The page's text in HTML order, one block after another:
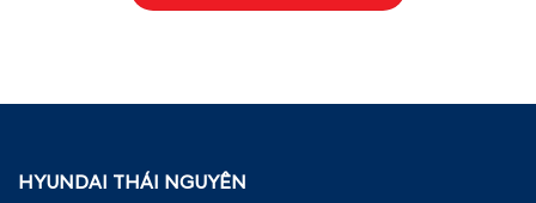
HYUNDAI THÁI NGUYÊN